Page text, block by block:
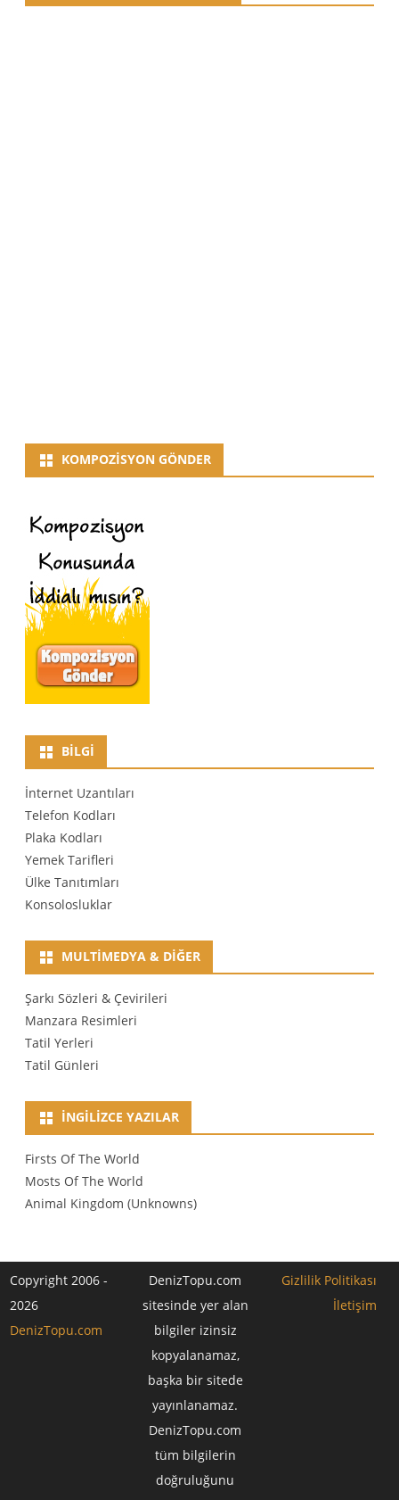
KOMPOZISYON GÖNDER
BILGI
İnternet Uzantıları
Telefon Kodları
Plaka Kodları
Yemek Tarifleri
Ülke Tanıtımları
Konsolosluklar
MULTIMEDYA & DIĞER
Şarkı Sözleri & Çevirileri
Manzara Resimleri
Tatil Yerleri
Tatil Günleri
İNGILIZCE YAZILAR
Firsts Of The World
Mosts Of The World
Animal Kingdom (Unknowns)
Copyright 2006 -
2026
DenizTopu.com
DenizTopu.com
sitesinde yer alan
bilgiler izinsiz
kopyalanamaz,
başka bir sitede
yayınlanamaz.
DenizTopu.com
tüm bilgilerin
doğruluğunu
Gizlilik Politikası
İletişim